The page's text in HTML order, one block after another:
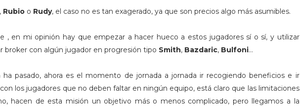
, Rubio o Rudy, el caso no es tan exagerado, ya que son precios algo más asumibles.
, en mi opinión hay que empezar a hacer hueco a estos jugadores sí o sí, y utilizar
broker con algún jugador en progresión tipo Smith, Bazdaric, Bulfoni…
pasado, ahora es el momento de jornada a jornada ir recogiendo beneficios e ir
los jugadores que no deben faltar en ningún equipo, está claro que las limitaciones
hacen de esta misión un objetivo más o menos complicado, pero llegamos a la